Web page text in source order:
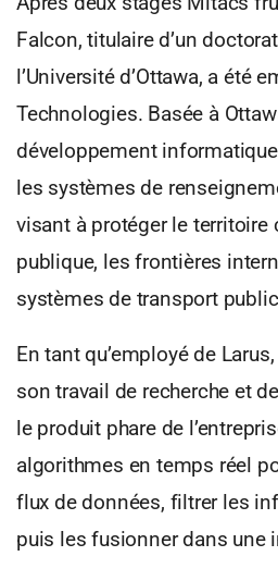
Falcon, titulaire d’un
l’Université d’Ottawa, a été
Technologies. Basée à
développement
les systèmes de
visant à protéger le territoire
publique, les frontières
systèmes de transport
En tant qu’employé de
son travail de recherche et
le produit phare de
algorithmes en temps réel
flux de données, filtrer les
puis les fusionner dans une